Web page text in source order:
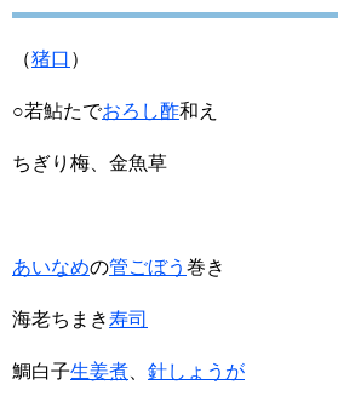
（猪口 ）
○若鮎たでおろし酢和え
ちぎり梅、金魚草
あいなめの管ごぼう 巻き
海老ちまき寿司
鯛白子生姜煮 針しょうが